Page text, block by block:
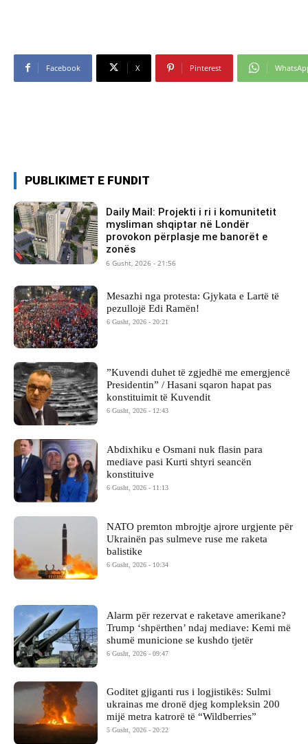
Facebook X Pinterest
PUBLIKIMET E FUNDIT
Daily Mail: Projekti i ri i komunitetit
mysliman shqiptar në Londër
provokon përplasje me banorët e
zonës
6 Gusht, 2026 - 21:56
Mesazhi nga protesta: Gjykata e Lartë të
pezullojë Edi Ramën!
6 Gusht, 2026 - 20:21
​”Kuvendi duhet të zgjedhë me emergjencë
Presidentin” / Hasani sqaron hapat pas
konstituimit të Kuvendit
6 Gusht, 2026 - 12:43
Abdixhiku e Osmani nuk flasin para
mediave pasi Kurti shtyri seancën
konstituive
6 Gusht, 2026 - 11:13
NATO premton mbrojtje ajrore urgjente për
Ukrainën pas sulmeve ruse me raketa
balistike
6 Gusht, 2026 - 10:34
Alarm për rezervat e raketave amerikane?
Trump ‘shpërthen’ ndaj mediave: Kemi më
shumë municione se kushdo tjetër
6 Gusht, 2026 - 09:47
Goditet gjiganti rus i logjistikës: Sulmi
ukrainas me dronë djeg kompleksin 200
mijë metra katrorë të “Wildberries”
5 Gusht, 2026 - 20:22